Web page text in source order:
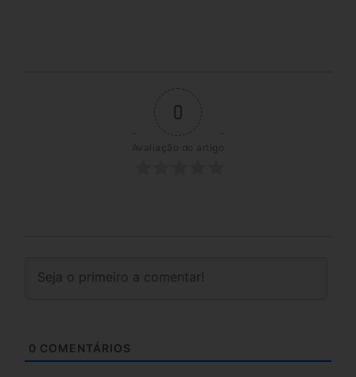
0
Avaliação do artigo
0 COMENTÁRIOS